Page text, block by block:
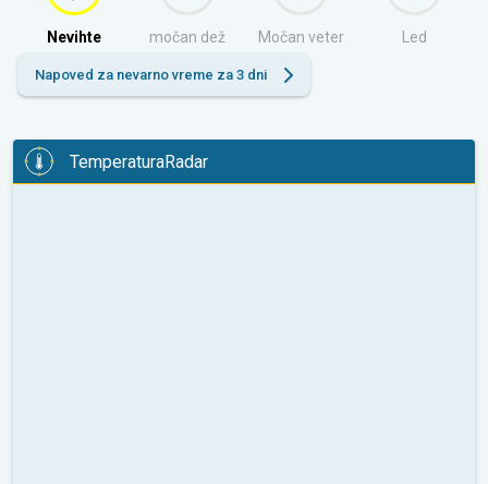
Nevihte močan dež Močan veter Led
Napoved za nevarno vreme za 3 dni
TemperaturaRadar